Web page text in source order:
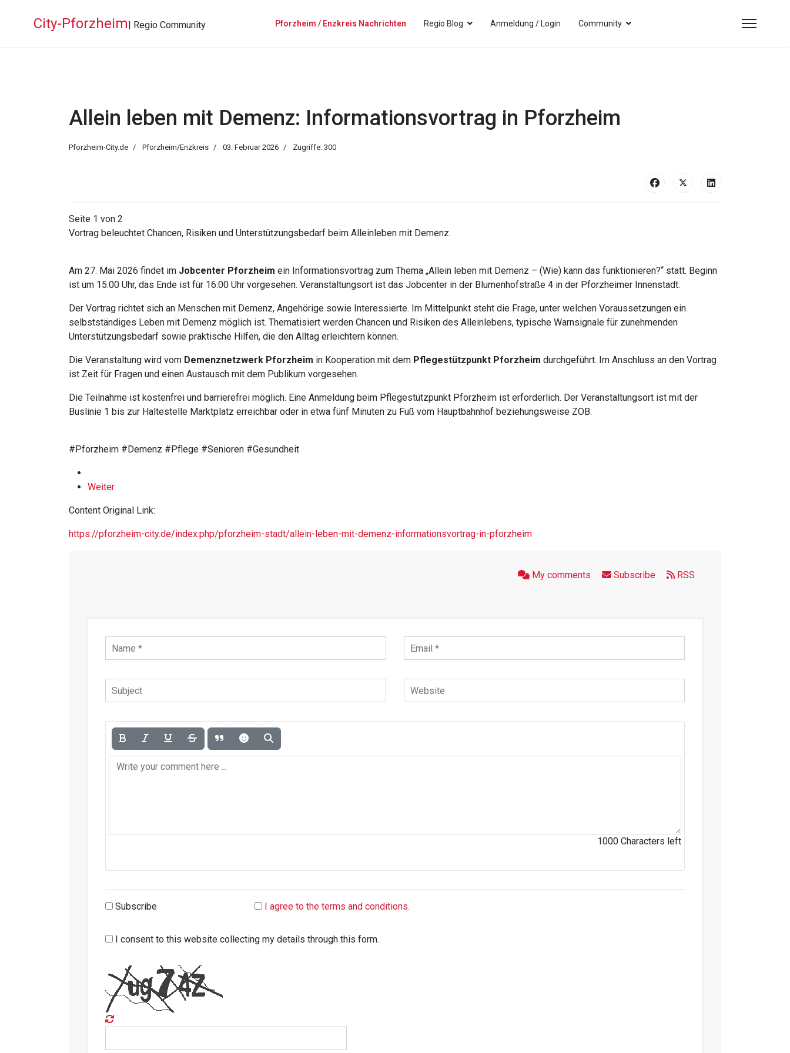
City-Pforzheim| Regio Community Pforzheim / Enzkreis Nachrichten Regio Blog Anmeldung / Login Community
Allein leben mit Demenz: Informationsvortrag in Pforzheim
Pforzheim-City.de Pforzheim/Enzkreis 03. Februar 2026 Zugriffe: 300
Seite 1 von 2
Vortrag beleuchtet Chancen, Risiken und Unterstützungsbedarf beim Alleinleben mit Demenz.
Am 27. Mai 2026 findet im Jobcenter Pforzheim ein Informationsvortrag zum Thema „Allein leben mit Demenz – (Wie) kann das funktionieren?“ statt. Beginn
ist um 15:00 Uhr, das Ende ist für 16:00 Uhr vorgesehen. Veranstaltungsort ist das Jobcenter in der Blumenhofstraße 4 in der Pforzheimer Innenstadt.
Der Vortrag richtet sich an Menschen mit Demenz, Angehörige sowie Interessierte. Im Mittelpunkt steht die Frage, unter welchen Voraussetzungen ein
selbstständiges Leben mit Demenz möglich ist. Thematisiert werden Chancen und Risiken des Alleinlebens, typische Warnsignale für zunehmenden
Unterstützungsbedarf sowie praktische Hilfen, die den Alltag erleichtern können.
Die Veranstaltung wird vom Demenznetzwerk Pforzheim in Kooperation mit dem Pflegestützpunkt Pforzheim durchgeführt. Im Anschluss an den Vortrag
ist Zeit für Fragen und einen Austausch mit dem Publikum vorgesehen.
Die Teilnahme ist kostenfrei und barrierefrei möglich. Eine Anmeldung beim Pflegestützpunkt Pforzheim ist erforderlich. Der Veranstaltungsort ist mit der
Buslinie 1 bis zur Haltestelle Marktplatz erreichbar oder in etwa fünf Minuten zu Fuß vom Hauptbahnhof beziehungsweise ZOB.
#Pforzheim #Demenz #Pflege #Senioren #Gesundheit
Weiter
Content Original Link:
https://pforzheim-city.de/index.php/pforzheim-stadt/allein-leben-mit-demenz-informationsvortrag-in-pforzheim
My comments Subscribe RSS
1000 Characters left
Subscribe I agree to the terms and conditions.
I consent to this website collecting my details through this form.